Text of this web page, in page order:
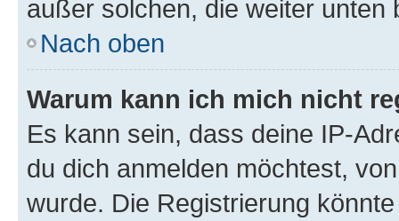
außer solchen, die weiter unten
Nach oben
Warum kann ich mich nicht
Es kann sein, dass deine IP-
du dich anmelden möchtest,
wurde. Die Registrierung